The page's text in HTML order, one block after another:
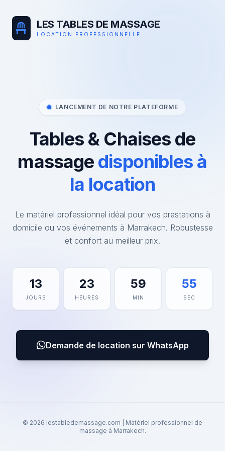
LES TABLES DE MASSAGE
LOCATION PROFESSIONNELLE
LANCEMENT DE NOTRE PLATEFORME
Tables & Chaises de
massage disponibles à
la location
Le matériel professionnel idéal pour vos prestations à
domicile ou vos événements à Marrakech. Robustesse
et confort au meilleur prix.
13
JOURS
23
HEURES
59
MIN
55
SEC
Demande de location sur WhatsApp
© 2026 lestabledemassage.com | Matériel professionnel de
massage à Marrakech.